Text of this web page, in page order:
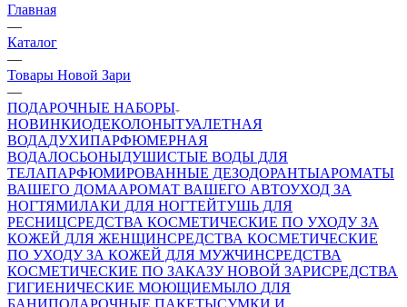
Главная
—
Каталог
—
Товары Новой Зари
—
ПОДАРОЧНЫЕ НАБОРЫ
НОВИНКИОДЕКОЛОНЫТУАЛЕТНАЯ
ВОДАДУХИПАРФЮМЕРНАЯ
ВОДАЛОСЬОНЫДУШИСТЫЕ ВОДЫ ДЛЯ
ТЕЛАПАРФЮМИРОВАННЫЕ ДЕЗОДОРАНТЫАРОМАТЫ
ВАШЕГО ДОМААРОМАТ ВАШЕГО АВТОУХОД ЗА
НОГТЯМИЛАКИ ДЛЯ НОГТЕЙТУШЬ ДЛЯ
РЕСНИЦСРЕДСТВА КОСМЕТИЧЕСКИЕ ПО УХОДУ ЗА
КОЖЕЙ ДЛЯ ЖЕНЩИНСРЕДСТВА КОСМЕТИЧЕСКИЕ
ПО УХОДУ ЗА КОЖЕЙ ДЛЯ МУЖЧИНСРЕДСТВА
КОСМЕТИЧЕСКИЕ ПО ЗАКАЗУ НОВОЙ ЗАРИСРЕДСТВА
ГИГИЕНИЧЕСКИЕ МОЮЩИЕМЫЛО ДЛЯ
БАНИПОДАРОЧНЫЕ ПАКЕТЫСУМКИ И